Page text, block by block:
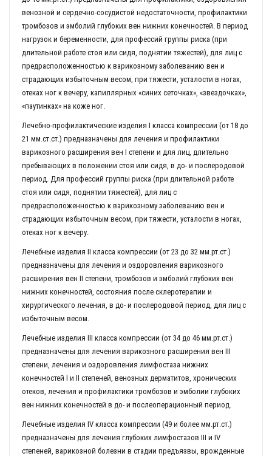
венозной и сердечно-сосудистой недостаточности, профилактики
тромбозов и эмболий глубоких вен нижних конечностей. В период
нагрузок и беременности, для профессий группы риска (при
длительной работе стоя или сидя, поднятии тяжестей), для лиц с
предрасположенностью к варикозному заболеванию вен и
страдающих избыточным весом, при тяжести, усталости в ногах,
отеках ног к вечеру, капиллярных «синих сеточках», «звездочках»,
«паутинках» на коже ног.
Лечебно-профилактические изделия I класса компрессии (от 18 до
21 мм.ст.ст.) предназначены для лечения и профилактики
варикозного расширения вен I степени и для лиц, длительно
пребывающих в положении стоя или сидя, в до- и послеродовой
период. Для профессий группы риска (при длительной работе
стоя или сидя, поднятии тяжестей), для лиц с
предрасположенностью к варикозному заболеванию вен и
страдающих избыточным весом, при тяжести, усталости в ногах,
отеках ног к вечеру.
Лечебные изделия II класса компрессии (от 23 до 32 мм.рт.ст.)
предназначены для лечения и оздоровления варикозного
расширения вен II степени, тромбозов и эмболий глубоких вен
нижних конечностей, состояния после склеротерапии и
хирургического лечения, в до- и послеродовой период, для лиц с
избыточным весом.
Лечебные изделия III класса компрессии (от 34 до 46 мм.рт.ст.)
предназначены для лечения варикозного расширения вен III
степени, лечения и оздоровления лимфостаза нижних
конечностей I и II степеней, венозных дерматитов, хронических
отеков, лечения и профилактики тромбозов и эмболии глубоких
вен нижних конечностей в до- и послеоперационный период.
Лечебные изделия IV класса компрессии (49 и более мм.рт.ст.)
предназначены для лечения глубоких лимфостазов III и IV
степеней, варикозной болезни в стадии предъязвы, врожденные